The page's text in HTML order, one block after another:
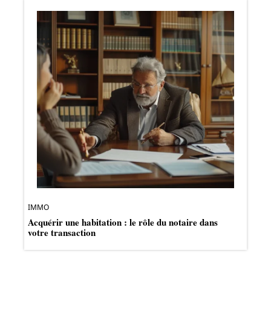
IMMO
Acquérir une habitation : le rôle du notaire dans
votre transaction